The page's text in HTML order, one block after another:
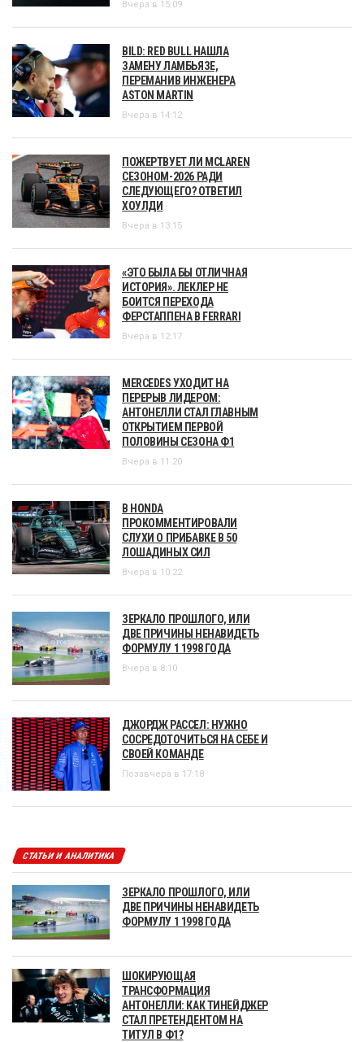
Вчера в 15:09
BILD: RED BULL НАШЛА
ЗАМЕНУ ЛАМБЬЯЗЕ,
ПЕРЕМАНИВ ИНЖЕНЕРА
ASTON MARTIN
Вчера в 14:12
ПОЖЕРТВУЕТ ЛИ MCLAREN
СЕЗОНОМ-2026 РАДИ
СЛЕДУЮЩЕГО? ОТВЕТИЛ
ХОУЛДИ
Вчера в 13:15
«ЭТО БЫЛА БЫ ОТЛИЧНАЯ
ИСТОРИЯ». ЛЕКЛЕР НЕ
БОИТСЯ ПЕРЕХОДА
ФЕРСТАППЕНА В FERRARI
Вчера в 12:17
MERCEDES УХОДИТ НА
ПЕРЕРЫВ ЛИДЕРОМ:
АНТОНЕЛЛИ СТАЛ ГЛАВНЫМ
ОТКРЫТИЕМ ПЕРВОЙ
ПОЛОВИНЫ СЕЗОНА Ф1
Вчера в 11:20
В HONDA
ПРОКОММЕНТИРОВАЛИ
СЛУХИ О ПРИБАВКЕ В 50
ЛОШАДИНЫХ СИЛ
Вчера в 10:22
ЗЕРКАЛО ПРОШЛОГО, ИЛИ
ДВЕ ПРИЧИНЫ НЕНАВИДЕТЬ
ФОРМУЛУ 1 1998 ГОДА
Вчера в 8:10
ДЖОРДЖ РАССЕЛ: НУЖНО
СОСРЕДОТОЧИТЬСЯ НА СЕБЕ И
СВОЕЙ КОМАНДЕ
Позавчера в 17:18
СТАТЬИ И АНАЛИТИКА
ЗЕРКАЛО ПРОШЛОГО, ИЛИ
ДВЕ ПРИЧИНЫ НЕНАВИДЕТЬ
ФОРМУЛУ 1 1998 ГОДА
ШОКИРУЮЩАЯ
ТРАНСФОРМАЦИЯ
АНТОНЕЛЛИ: КАК ТИНЕЙДЖЕР
СТАЛ ПРЕТЕНДЕНТОМ НА
ТИТУЛ В Ф1?